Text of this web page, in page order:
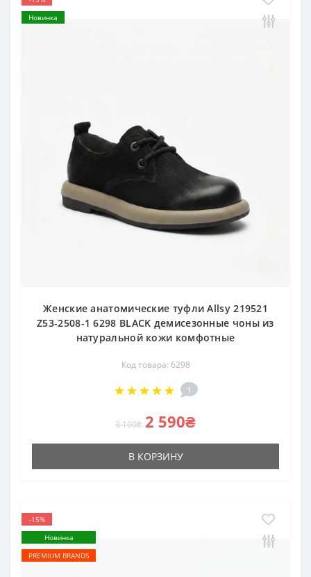
Новинка
Женские анатомические туфли Allsy 219521
Z53-2508-1 6298 BLACK демисезонные чоны из
натуральной кожи комфотные
Код товара: 6298
1
3 190₴ 2 590₴
В КОРЗИНУ
-15%
Новинка
PREMIUM BRANDS